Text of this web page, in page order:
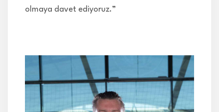
olmaya davet ediyoruz.”